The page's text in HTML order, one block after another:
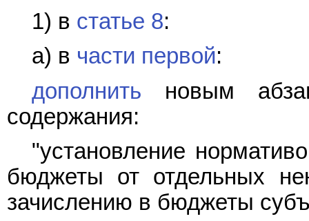
1) в статье 8:
а) в части первой:
дополнить новым
содержания:
"установление
бюджеты от отдельных
зачислению в бюджеты